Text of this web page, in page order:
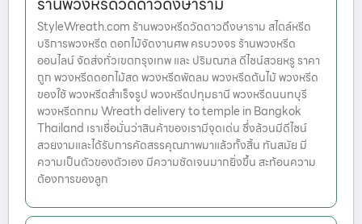
StyleWreath.com ร้านพวงหรีดวัดดาวดึงษาราม สไตล์หรีด
บริการพวงหรีด ดอกไม้จัดงานศพ ครบวงจร ร้านพวงหรีด
ออนไลน์ จัดส่งทั่วเขตกรุงเทพ และ ปริมณฑล ดีไซน์สวยหรู ราคา
ถูก พวงหรีดดอกไม้สด พวงหรีดพัดลม พวงหรีดต้นไม้ พวงหรีด
ของใช้ พวงหรีดสำเร็จรูป พวงหรีดปทุมธานี พวงหรีดนนทบุรี
พวงหรีดกทม Wreath delivery to temple in Bangkok
Thailand เราเชื่อมั่นว่าสินค้าของเรามีจุดเด่น ซึ่งล้วนมีดีไซน์
สวยงามและได้รับการคัดสรรคุณภาพมาแล้วทั้งสิ้น ทันสมัย มี
ความเป็นตัวของตัวเอง มีความชัดเจนมากยิ่งขึ้น สะท้อนความ
ต้องการของลูก